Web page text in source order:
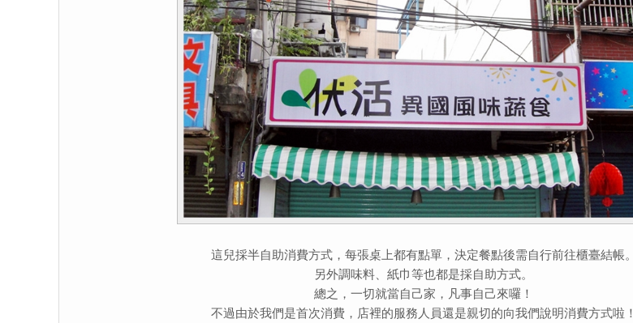
這兒採半自助消費方式，每張桌上都有點單，決定餐點後需自行前往櫃臺結帳。
另外調味料、紙巾等也都是採自助方式。
總之，一切就當自己家，凡事自己來囉！
不過由於我們是首次消費，店裡的服務人員還是親切的向我們說明消費方式啦！